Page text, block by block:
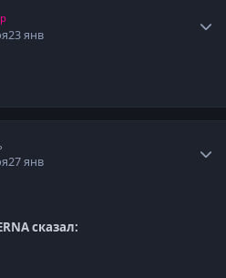
23 янв
27 янв
сказал: